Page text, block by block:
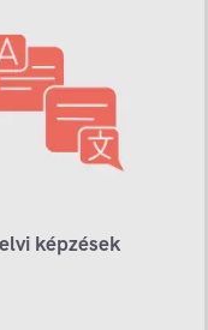
képzések